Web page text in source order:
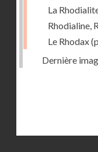
La
Rhodialine,
Le Rhodax
Dernière